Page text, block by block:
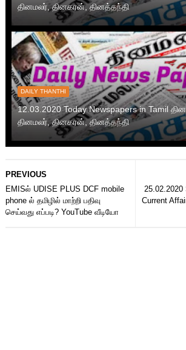
தினமலர், தினகரன், தினத்தந்தி
DAILY THANTHI
12.03.2020 Today Newspapers in Tamil
தினமலர், தினகரன், தினத்தந்தி
Current
PREVIOUS
EMISல் UDISE PLUS DCF mobile
phone ல் தமிழில் மாற்றி பதிவு
செய்வது எப்படி? YouTube வீடியோ